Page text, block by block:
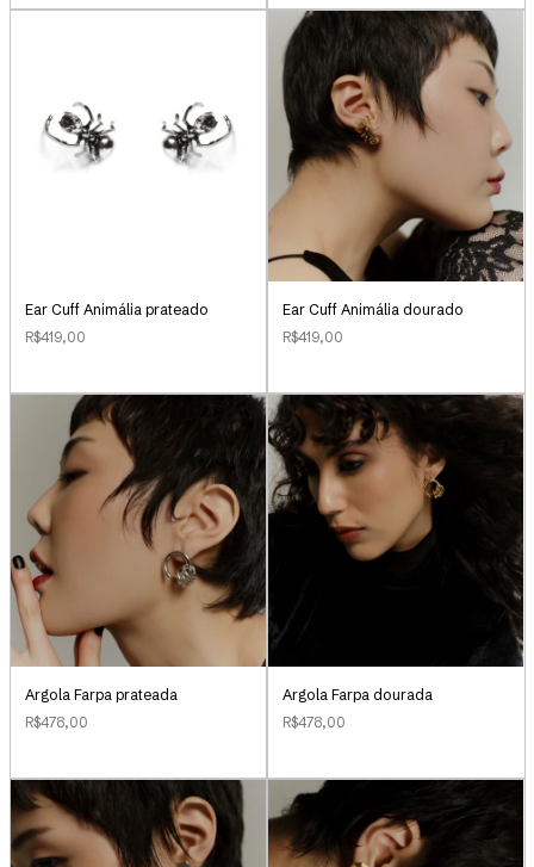
Ear Cuff Animália prateado
R$419,00
Ear Cuff Animália dourado
R$419,00
Argola Farpa prateada
R$478,00
Argola Farpa dourada
R$478,00